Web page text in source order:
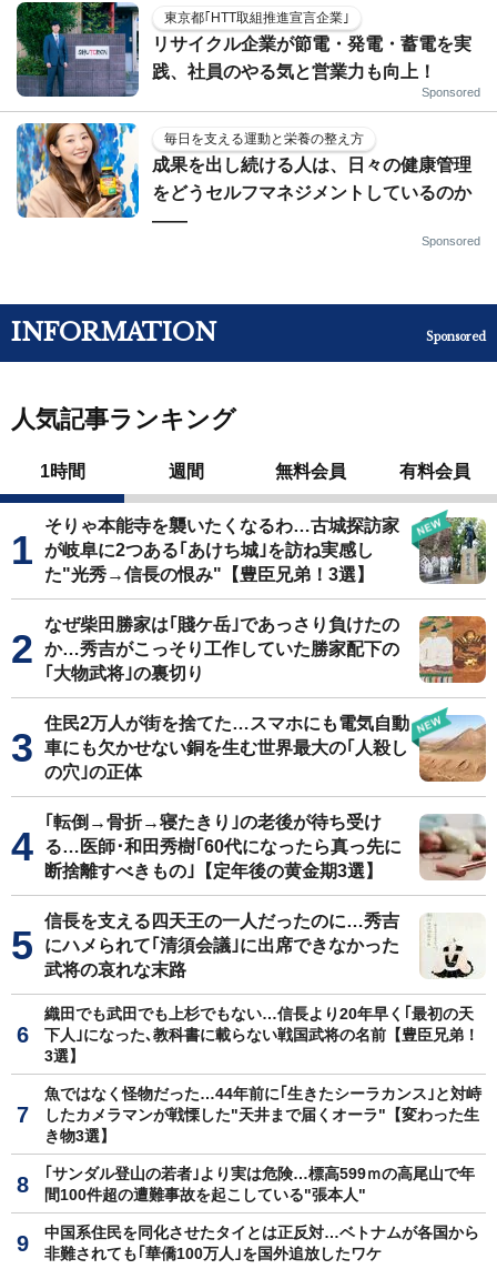
東京都｢HTT取組推進宣言企業｣
リサイクル企業が節電・発電・蓄電を実
践、社員のやる気と営業力も向上！
Sponsored
毎日を支える運動と栄養の整え方
成果を出し続ける人は、日々の健康管理
をどうセルフマネジメントしているのか
——
Sponsored
INFORMATION Sponsored
人気記事ランキング
1時間 週間 無料会員 有料会員
そりゃ本能寺を襲いたくなるわ…古城探訪家
が岐阜に2つある｢あけち城｣を訪ね実感し
た"光秀→信長の恨み"【豊臣兄弟！3選】
なぜ柴田勝家は｢賤ケ岳｣であっさり負けたの
か…秀吉がこっそり工作していた勝家配下の
｢大物武将｣の裏切り
住民2万人が街を捨てた…スマホにも電気自動
車にも欠かせない銅を生む世界最大の｢人殺し
の穴｣の正体
｢転倒→骨折→寝たきり｣の老後が待ち受け
る…医師･和田秀樹｢60代になったら真っ先に
断捨離すべきもの｣【定年後の黄金期3選】
信長を支える四天王の一人だったのに…秀吉
にハメられて｢清須会議｣に出席できなかった
武将の哀れな末路
織田でも武田でも上杉でもない…信長より20年早く｢最初の天
下人｣になった､教科書に載らない戦国武将の名前【豊臣兄弟！
3選】
魚ではなく怪物だった…44年前に｢生きたシーラカンス｣と対峙
したカメラマンが戦慄した"天井まで届くオーラ"【変わった生
き物3選】
｢サンダル登山の若者｣より実は危険…標高599ｍの高尾山で年
間100件超の遭難事故を起こしている"張本人"
中国系住民を同化させたタイとは正反対…ベトナムが各国から
非難されても｢華僑100万人｣を国外追放したワケ